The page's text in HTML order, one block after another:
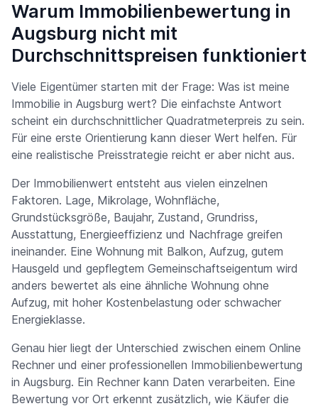
Warum Immobilienbewertung in
Augsburg nicht mit
Durchschnittspreisen funktioniert
Viele Eigentümer starten mit der Frage: Was ist meine
Immobilie in Augsburg wert? Die einfachste Antwort
scheint ein durchschnittlicher Quadratmeterpreis zu sein.
Für eine erste Orientierung kann dieser Wert helfen. Für
eine realistische Preisstrategie reicht er aber nicht aus.
Der Immobilienwert entsteht aus vielen einzelnen
Faktoren. Lage, Mikrolage, Wohnfläche,
Grundstücksgröße, Baujahr, Zustand, Grundriss,
Ausstattung, Energieeffizienz und Nachfrage greifen
ineinander. Eine Wohnung mit Balkon, Aufzug, gutem
Hausgeld und gepflegtem Gemeinschaftseigentum wird
anders bewertet als eine ähnliche Wohnung ohne
Aufzug, mit hoher Kostenbelastung oder schwacher
Energieklasse.
Genau hier liegt der Unterschied zwischen einem Online
Rechner und einer professionellen Immobilienbewertung
in Augsburg. Ein Rechner kann Daten verarbeiten. Eine
Bewertung vor Ort erkennt zusätzlich, wie Käufer die